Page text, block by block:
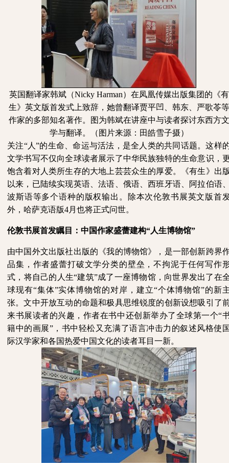
英国翻译家韩斌（Nicky Harman）在凤凰传媒出版集团的《有
生》英文版首发式上致辞，她曾翻译贾平凹、韩东、严歌苓等
作家的多部知名著作。图为韩斌在讲座中与读者探讨东西方文
学与翻译。（图片来源：田皓雪子摄）
关注“人”的生命、命运与活法，是全人类的共同话题。这样
文学书写不仅向全球读者展示了中华民族独特的生命意识，
饱含着对人类所生存的大地上芸芸众生的厚爱。《有生》出
以来，已陆续实现英语、法语、俄语、西班牙语、阿拉伯语
波斯语等多个语种的版权输出。除本次伦敦书展英文版首
外，哈萨克语版4月也将正式问世。
伦敦书展首发瞩目：中国作家盛蕾建构“人生博物馆”
由中国外文出版社出版的《我的博物馆》，是一部创新跨界
品集，作者盛蕾打破文学分类的壁垒，不拘泥于任何写作
式，将自己的人生“建筑”成了一座博物馆，向世界发出了在
球现有“集体”实体博物馆的对岸，建立“个体博物馆”的新
张。文中开放互动的命题和极具思维锐度的创新设想吸引了
来书展读者的兴趣，作者在书中还创新举办了全球第一个“
籍中的画展”，书中轻松又充满了语言冲击力的叙述风格使
际汉学家和各国热爱中国文化的读者耳目一新。